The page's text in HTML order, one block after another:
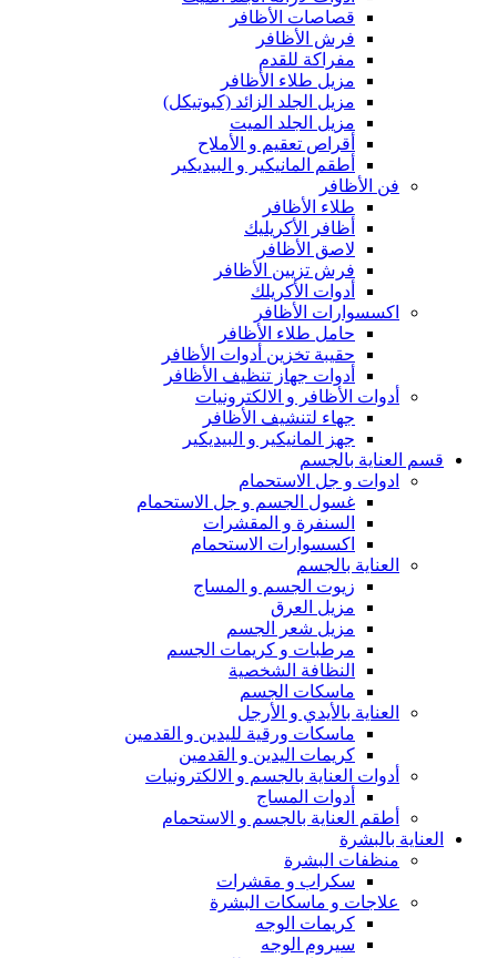
قصاصات الأظافر
فرش الأظافر
مفراكة للقدم
مزيل طلاء الأظافر
مزيل الجلد الزائد (كيوتيكل)
مزيل الجلد الميت
أقراص تعقيم و الأملاح
أطقم المانيكير و البيديكير
فن الأظافر
طلاء الأظافر
أظافر الأكريليك
لاصق الأظافر
فرش تزيين الأظافر
أدوات الأكريلك
اكسسوارات الأظافر
حامل طلاء الأظافر
حقيبة تخزين أدوات الأظافر
أدوات جهاز تنظيف الأظافر
أدوات الأظافر و الالكترونيات
جهاء لتنشيف الأظافر
جهز المانيكير و البيديكير
قسم العناية بالجسم
ادوات و جل الاستحمام
غسول الجسم و جل الاستحمام
السنفرة و المقشرات
اكسسوارات الاستحمام
العناية بالجسم
زيوت الجسم و المساج
مزيل العرق
مزيل شعر الجسم
مرطبات و كريمات الجسم
النظافة الشخصية
ماسكات الجسم
العناية بالأيدي و الأرجل
ماسكات ورقية لليدين و القدمين
كريمات اليدين و القدمين
أدوات العناية بالجسم و الالكترونيات
أدوات المساج
أطقم العناية بالجسم و الاستحمام
العناية بالبشرة
منظفات البشرة
سكراب و مقشرات
علاجات و ماسكات البشرة
كريمات الوجه
سيروم الوجه